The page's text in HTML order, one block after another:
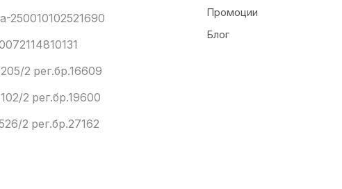
250010102521690
2 рег.бр.16609
2 рег.бр.19600
2 рег.бр.27162
Промоции
Блог